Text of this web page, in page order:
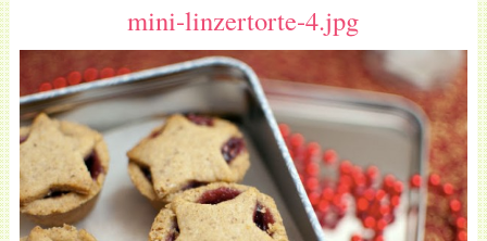
mini-linzertorte-4.jpg